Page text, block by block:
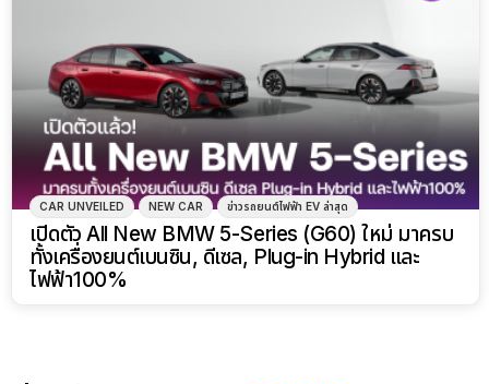
CAR UNVEILED NEW CAR ข่าวรถยนต์ไฟฟ้า EV ล่าสุด
เปิดตัว All New BMW 5-Series (G60) ใหม่ มาครบ
ทั้งเครื่องยนต์เบนซิน, ดีเซล, Plug-in Hybrid และ
ไฟฟ้า100%